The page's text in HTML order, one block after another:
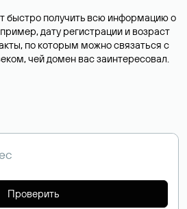
быстро получить всю информацию о
дату регистрации и возраст
по которым можно связаться с
чей домен вас заинтересовал.
Проверить